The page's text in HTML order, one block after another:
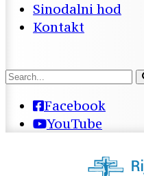
Sinodalni hod
Kontakt
Facebook
YouTube